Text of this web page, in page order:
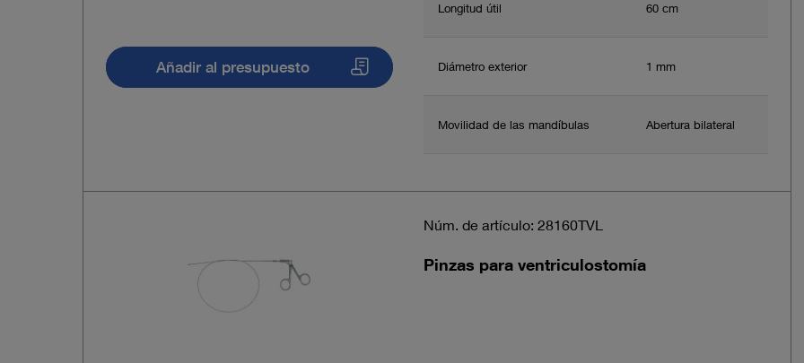
Longitud útil 60 cm
Diámetro exterior 1 mm
Movilidad de las mandíbulas Abertura bilateral
Añadir al presupuesto
Núm. de artículo: 28160TVL
Pinzas para ventriculostomía